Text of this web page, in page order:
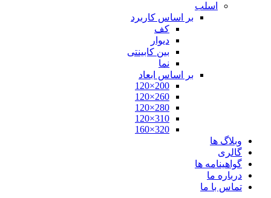
اسلب
بر اساس کاربرد
کف
دیوار
بین کابینتی
نما
بر اساس ابعاد
200×120
260×120
280×120
310×120
320×160
وبلاگ ها
گالری
گواهینامه ها
درباره ما
تماس با ما